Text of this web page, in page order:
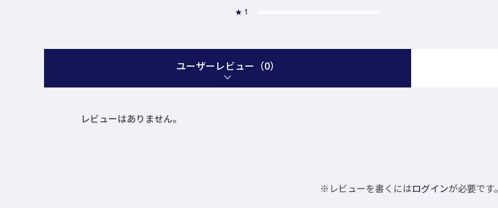
★ 1
ユーザーレビュー （0）
レビューはありません。
※レビューを書くにはログインが必要です。